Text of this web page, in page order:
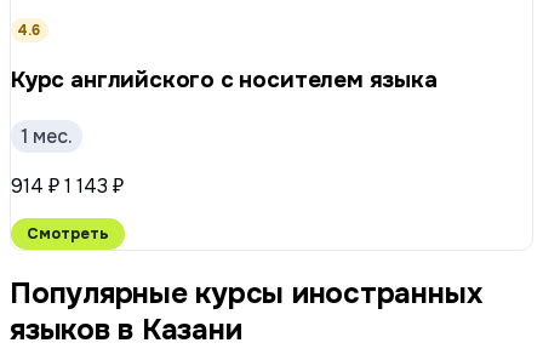
4.6
Курс английского с носителем языка
1 мес.
914 ₽1 143 ₽
Смотреть
Популярные курсы иностранных
языков в Казани